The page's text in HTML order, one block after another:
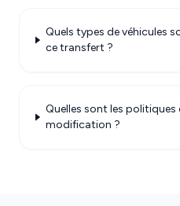
Quels types de véhicules
ce transfert ?
Quelles sont les
modification ?